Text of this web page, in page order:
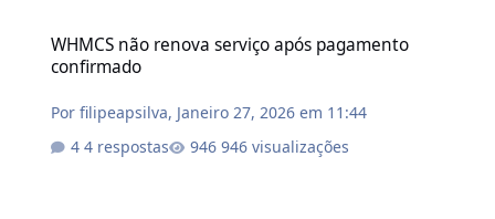
WHMCS não renova serviço após pagamento
confirmado
Porfilipeapsilva, Janeiro 27, 2026 em 11:44
4 respostas
946 visualizações